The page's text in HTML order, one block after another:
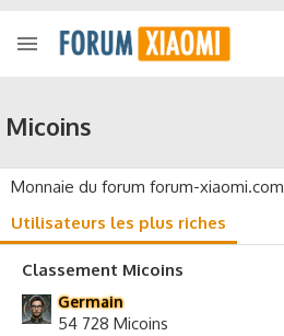
Micoins
Monnaie du forum forum-xiaomi.com
Utilisateurs les plus riches
Classement Micoins
Germain
54 728 Micoins